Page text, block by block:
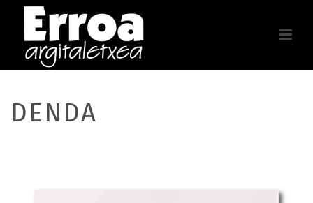
DENDA